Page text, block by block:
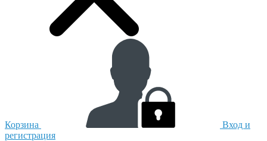
Корзина
Вход и
регистрация